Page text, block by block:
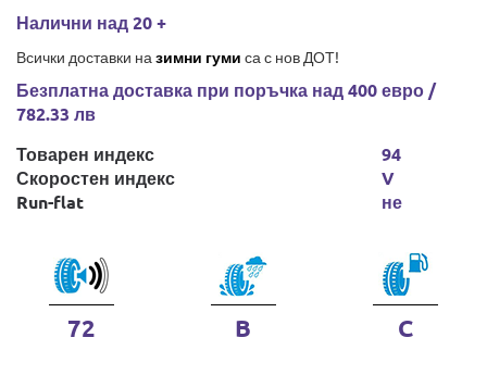
Налични над 20 +
Всички доставки на зимни гуми са с нов ДОТ!
Безплатна доставка при поръчка над 400 евро /
782.33 лв
Товарен индекс
Скоростен индекс
Run-flat
94
V
не
72 B C